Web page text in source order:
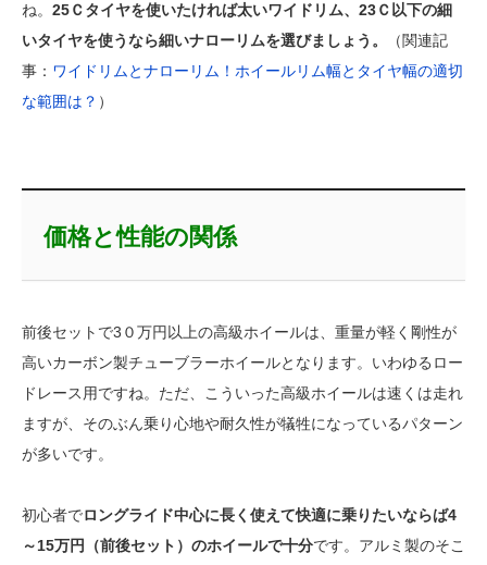
ね。 25Ｃタイヤを使いたければ太いワイドリム、23Ｃ以下の細
いタイヤを使うなら細いナローリムを選びましょう。
（関連記
事： ワイドリムとナローリム！ホイールリム幅とタイヤ幅の適切
な範囲は？ ）
価格と性能の関係
前後セットで3０万円以上の高級ホイールは、重量が軽く剛性が
高いカーボン製チューブラーホイールとなります。いわゆるロー
ドレース用ですね。ただ、こういった高級ホイールは速くは走れ
ますが、そのぶん乗り心地や耐久性が犠牲になっているパターン
が多いです。
初心者でロングライド中心に長く使えて快適に乗りたいならば4
～15万円（前後セット）のホイールで十分です。アルミ製のそこ